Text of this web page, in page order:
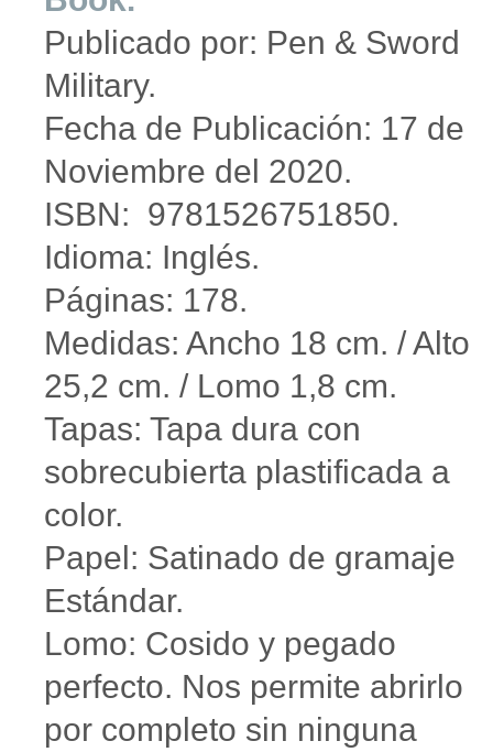
Publicado por: Pen & Sword
Military.
Fecha de Publicación: 17 de
Noviembre del 2020.
ISBN: 9781526751850.
Idioma: Inglés.
Páginas: 178.
Medidas: Ancho 18 cm. / Alto
25,2 cm. / Lomo 1,8 cm.
Tapas: Tapa dura con
sobrecubierta plastificada a
color.
Papel: Satinado de gramaje
Estándar.
Lomo: Cosido y pegado
perfecto. Nos permite abrirlo
por completo sin ninguna